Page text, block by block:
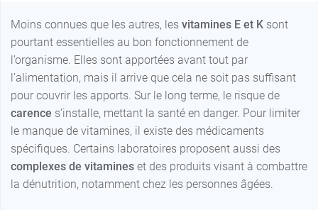
Moins connues que les autres, les vitamines E et K sont
pourtant essentielles au bon fonctionnement de
l’organisme. Elles sont apportées avant tout par
l’alimentation, mais il arrive que cela ne soit pas suffisant
pour couvrir les apports. Sur le long terme, le risque de
carence s’installe, mettant la santé en danger. Pour limiter
le manque de vitamines, il existe des médicaments
spécifiques. Certains laboratoires proposent aussi des
complexes de vitamines et des produits visant à combattre
la dénutrition, notamment chez les personnes âgées.